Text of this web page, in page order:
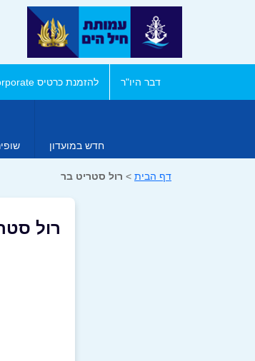
דבר היו"ר להזמנת כרטיס corporate
חדש במועדון
דף הבית > רול סטריט בר
רול